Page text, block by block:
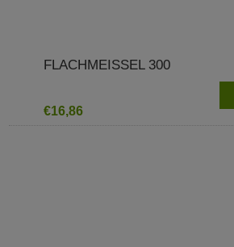
FLACHMEISSEL 300
€16,86